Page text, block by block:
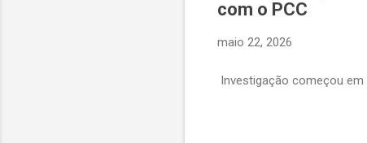
com o PCC
maio 22, 2026
Investigação começou em